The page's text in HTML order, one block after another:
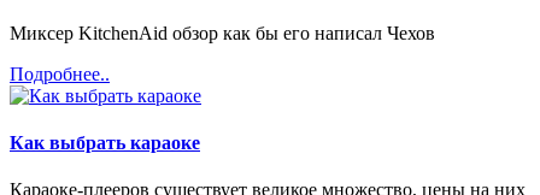
Миксер KitchenAid обзор как бы его написал Чехов
Подробнее..
Как выбрать караоке
Караоке-плееров существует великое множество, цены на них